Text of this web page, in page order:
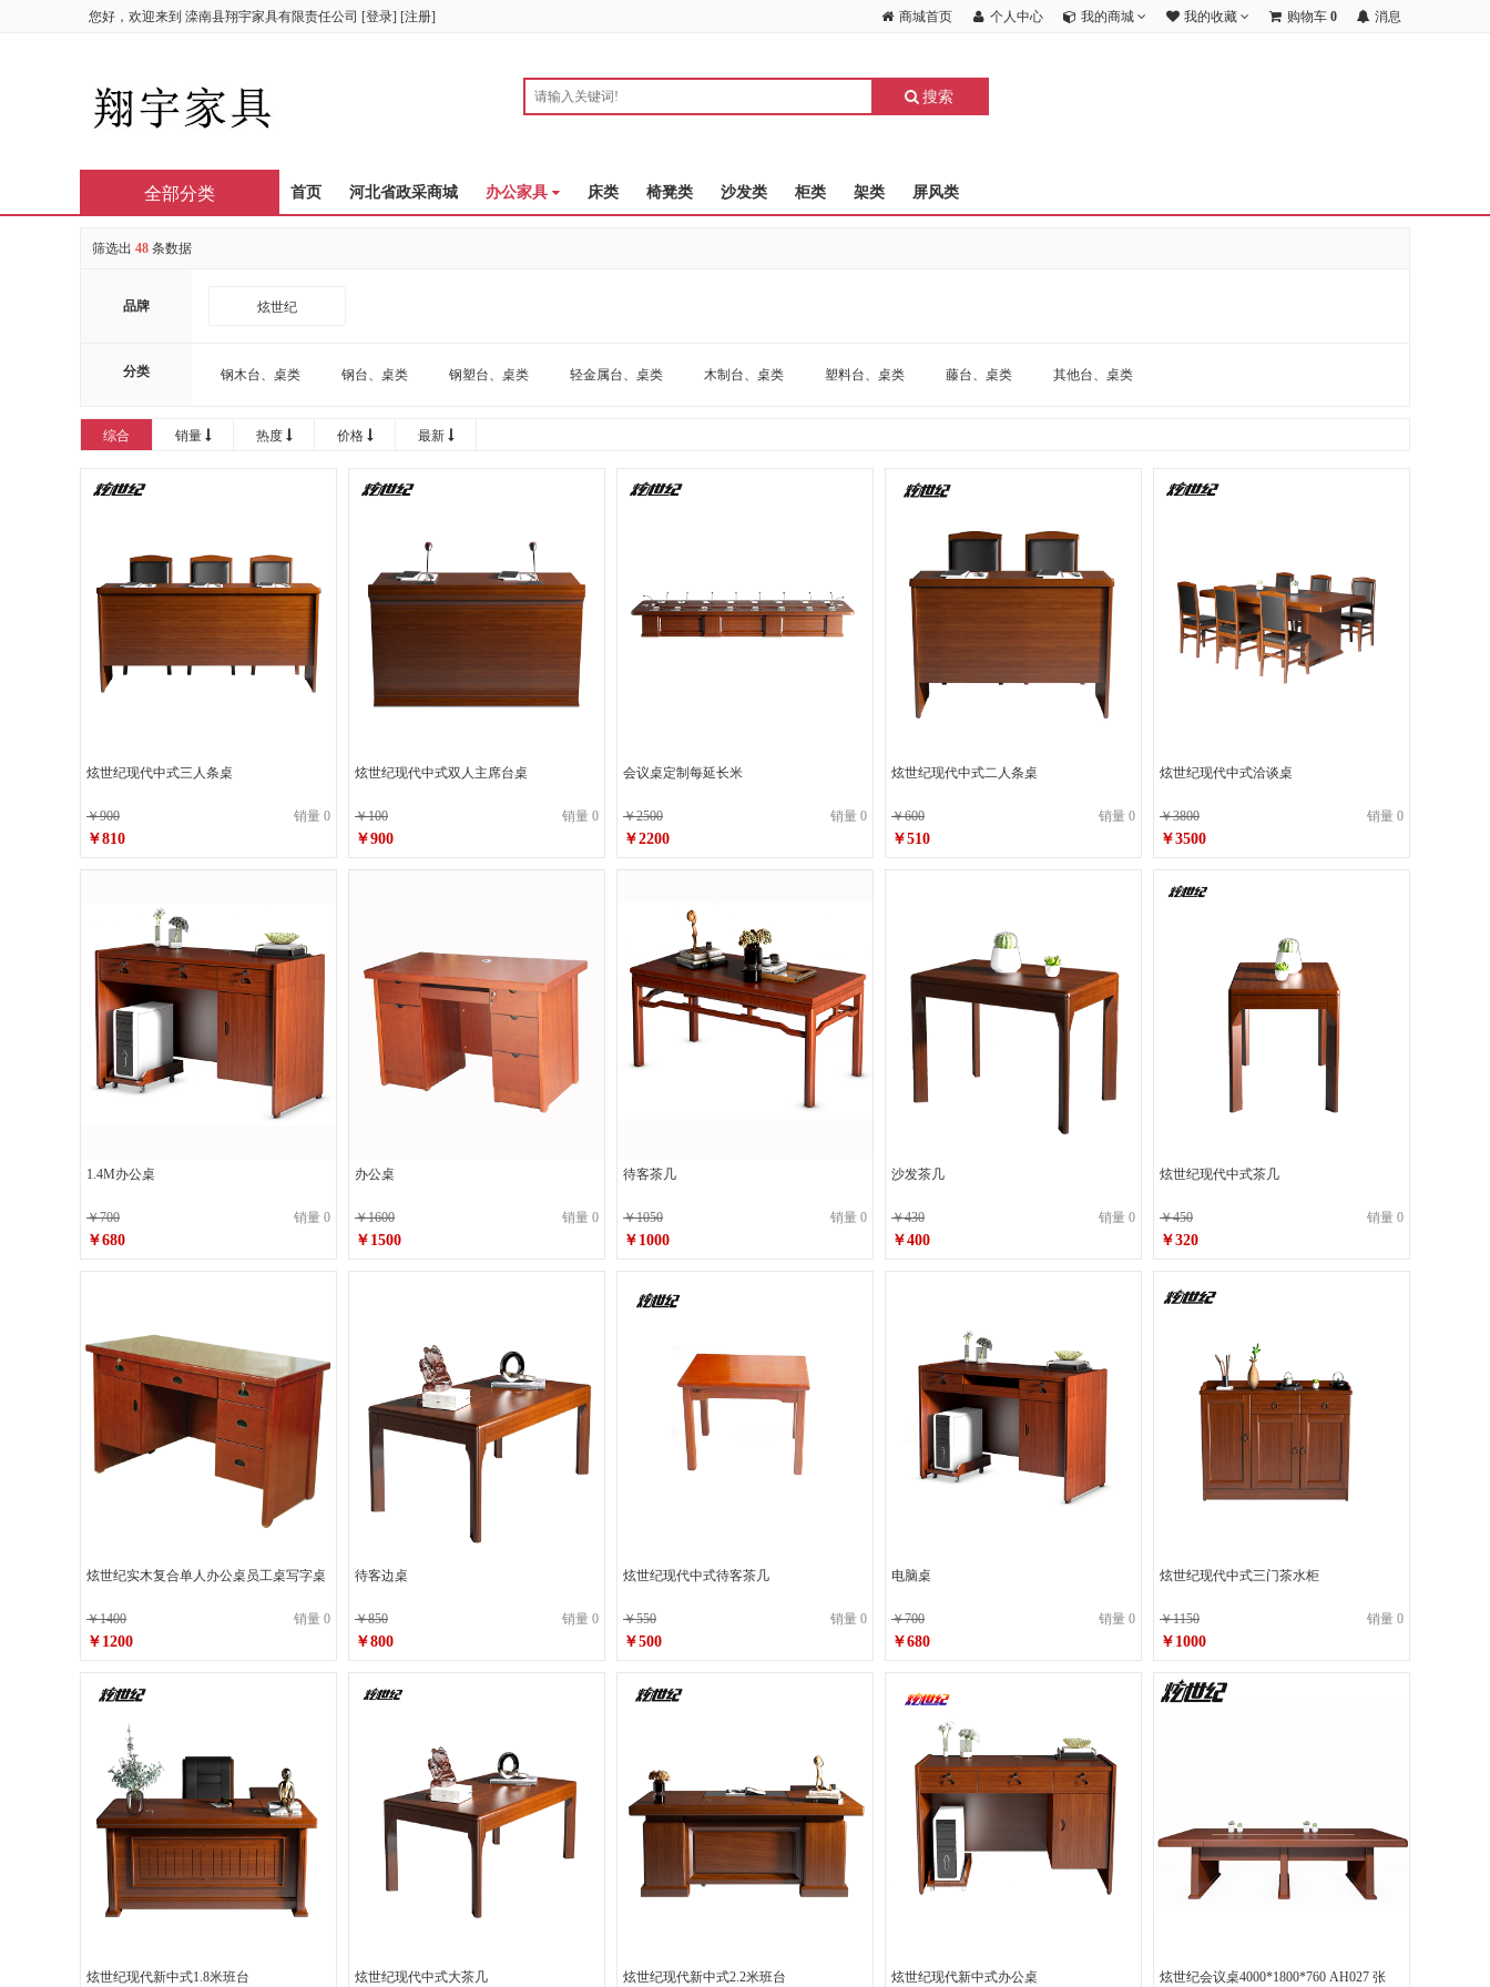
您好，欢迎来到 滦南县翔宇家具有限责任公司 [登录] [注册] 商城首页 个人中心 我的商城 我的收藏 购物车 0 消息
搜索
首页 河北省政采商城 办公家具 床类 椅凳类 沙发类 柜类 架类 屏风类
全部分类
筛选出 48 条数据
品牌 炫世纪
分类 钢木台、桌类 钢台、桌类 钢塑台、桌类 轻金属台、桌类 木制台、桌类 塑料台、桌类 藤台、桌类 其他台、桌类
综合 销量 热度 价格 最新
炫世纪现代中式三人条桌
￥900 销量 0
￥810
炫世纪现代中式双人主席台桌
￥100 销量 0
￥900
会议桌定制每延长米
￥2500 销量 0
￥2200
炫世纪现代中式二人条桌
￥600 销量 0
￥510
炫世纪现代中式洽谈桌
￥3800 销量 0
￥3500
1.4M办公桌
￥700 销量 0
￥680
办公桌
￥1600 销量 0
￥1500
待客茶几
￥1050 销量 0
￥1000
沙发茶几
￥430 销量 0
￥400
炫世纪现代中式茶几
￥450 销量 0
￥320
炫世纪实木复合单人办公桌员工桌写字桌
￥1400 销量 0
￥1200
待客边桌
￥850 销量 0
￥800
炫世纪现代中式待客茶几
￥550 销量 0
￥500
电脑桌
￥700 销量 0
￥680
炫世纪现代中式三门茶水柜
￥1150 销量 0
￥1000
炫世纪现代新中式1.8米班台 炫世纪现代中式大茶几 炫世纪现代新中式2.2米班台 炫世纪现代新中式办公桌 炫世纪会议桌4000*1800*760 AH027 张